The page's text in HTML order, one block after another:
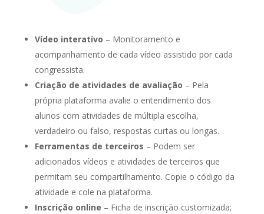
Vídeo interativo – Monitoramento e
acompanhamento de cada vídeo assistido por cada
congressista.
Criação de atividades de avaliação – Pela
própria plataforma avalie o entendimento dos
alunos com atividades de múltipla escolha,
verdadeiro ou falso, respostas curtas ou longas.
Ferramentas de terceiros – Podem ser
adicionados vídeos e atividades de terceiros que
permitam seu compartilhamento. Copie o código da
atividade e cole na plataforma.
Inscrição online – Ficha de inscrição customizada;